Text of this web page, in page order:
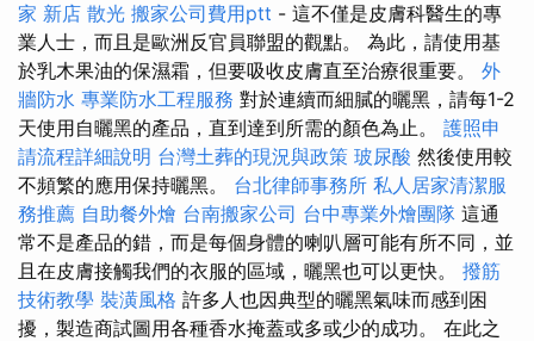
家 新店 散光 搬家公司費用ptt - 這不僅是皮膚科醫生的專
業人士，而且是歐洲反官員聯盟的觀點。 為此，請使用基
於乳木果油的保濕霜，但要吸收皮膚直至治療很重要。 外
牆防水 專業防水工程服務 對於連續而細膩的曬黑，請每1-2
天使用自曬黑的產品，直到達到所需的顏色為止。 護照申
請流程詳細說明 台灣土葬的現況與政策 玻尿酸 然後使用較
不頻繁的應用保持曬黑。 台北律師事務所 私人居家清潔服
務推薦 自助餐外燴 台南搬家公司 台中專業外燴團隊 這通
常不是產品的錯，而是每個身體的喇叭層可能有所不同，並
且在皮膚接觸我們的衣服的區域，曬黑也可以更快。 撥筋
技術教學 裝潢風格 許多人也因典型的曬黑氣味而感到困
擾，製造商試圖用各種香水掩蓋或多或少的成功。 在此之